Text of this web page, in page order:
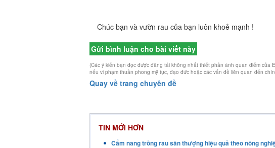
Chúc bạn và vườn rau của bạn luôn khoẻ mạnh !
Gửi bình luận cho bài viết này
(Các ý kiến bạn đọc được đăng tải không nhất thiết phản ánh quan điểm
nếu vi phạm thuần phong mỹ tục, đạo đức hoặc các vấn đề liên quan đến
Quay về trang chuyên đề
TIN MỚI HƠN
Cẩm nang trồng rau sân thượng hiệu quả theo nông